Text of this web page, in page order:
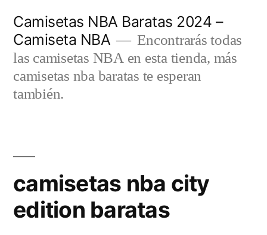
contenido
Camisetas NBA Baratas 2024 –
Camiseta NBA
Encontrarás todas
las camisetas NBA en esta tienda, más
camisetas nba baratas te esperan
también.
camisetas nba city
edition baratas